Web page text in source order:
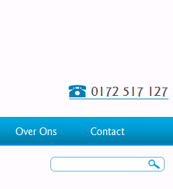
Over Ons Contact